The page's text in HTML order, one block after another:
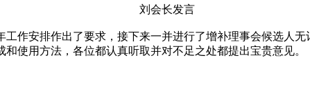
刘会长发言
作安排作出了要求，接下来一并进行了增补理事会候选人
使用方法，各位都认真听取并对不足之处都提出宝贵意见。